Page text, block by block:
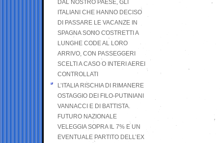
DAL NOSTRO PAESE, GLI
ITALIANI CHE HANNO DECISO
DI PASSARE LE VACANZE IN
SPAGNA SONO COSTRETTI A
LUNGHE CODE AL LORO
ARRIVO, CON PASSEGGERI
SCELTI A CASO O INTERI AEREI
CONTROLLATI
L’ITALIA RISCHIA DI RIMANERE
OSTAGGIO DEI FILO-PUTINIANI
VANNACCI E DI BATTISTA.
FUTURO NAZIONALE
VELEGGIA SOPRA IL 7% E UN
EVENTUALE PARTITO DELL’EX